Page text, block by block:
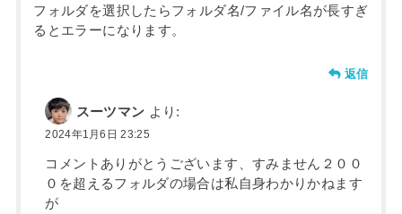
フォルダを選択したらフォルダ名/ファイル名が長すぎ
るとエラーになります。
返信
スーツマン より:
2024年1月6日 23:25
コメントありがとうございます、すみません２００
０を超えるフォルダの場合は私自身わかりかねます
が